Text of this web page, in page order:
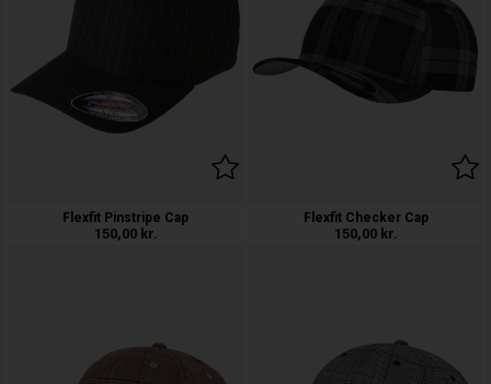
Flexfit Pinstripe Cap
150,00 kr.
Flexfit Checker Cap
150,00 kr.